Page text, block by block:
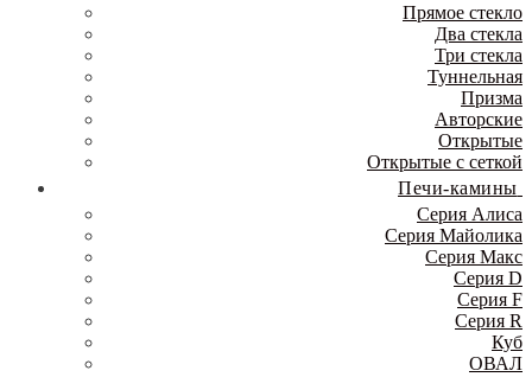
Прямое стекло
Два стекла
Три стекла
Туннельная
Призма
Авторские
Открытые
Открытые с сеткой
Печи-камины
Серия Алиса
Серия Майолика
Серия Макс
Серия D
Серия F
Серия R
Куб
ОВАЛ